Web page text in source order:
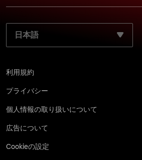
ご使用になる言語を選択してください:
利用規約
プライバシー
個 人情 報 の取 り 扱 い につ い て
広告について
Cookieの設定